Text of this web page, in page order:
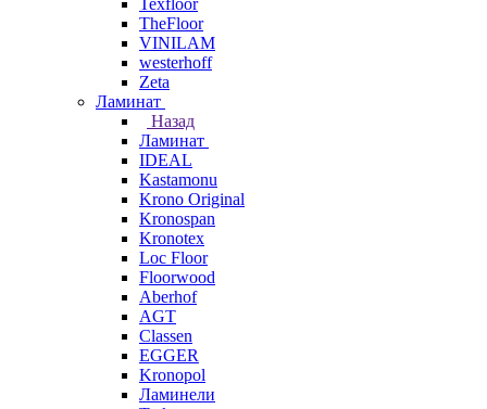
Texfloor
TheFloor
VINILAM
westerhoff
Zeta
Ламинат
Назад
Ламинат
IDEAL
Kastamonu
Krono Original
Kronospan
Kronotex
Loc Floor
Floorwood
Aberhof
AGT
Classen
EGGER
Kronopol
Ламинели